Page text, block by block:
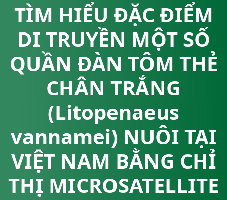
TÌM HIỂU ĐẶC ĐIỂM
DI TRUYỀN MỘT SỐ
QUẦN ĐÀN TÔM THẺ
CHÂN TRẮNG
(Litopenaeus
vannamei) NUÔI TẠI
VIỆT NAM BẰNG CHỈ
THỊ MICROSATELLITE